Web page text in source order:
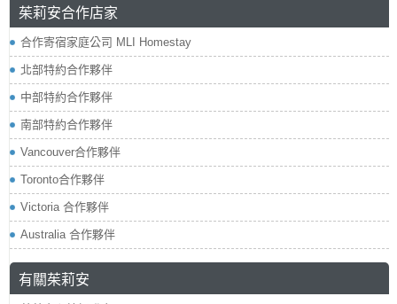
茱莉安合作店家
合作寄宿家庭公司 MLI Homestay
北部特約合作夥伴
中部特約合作夥伴
南部特約合作夥伴
Vancouver合作夥伴
Toronto合作夥伴
Victoria 合作夥伴
Australia 合作夥伴
有關茱莉安